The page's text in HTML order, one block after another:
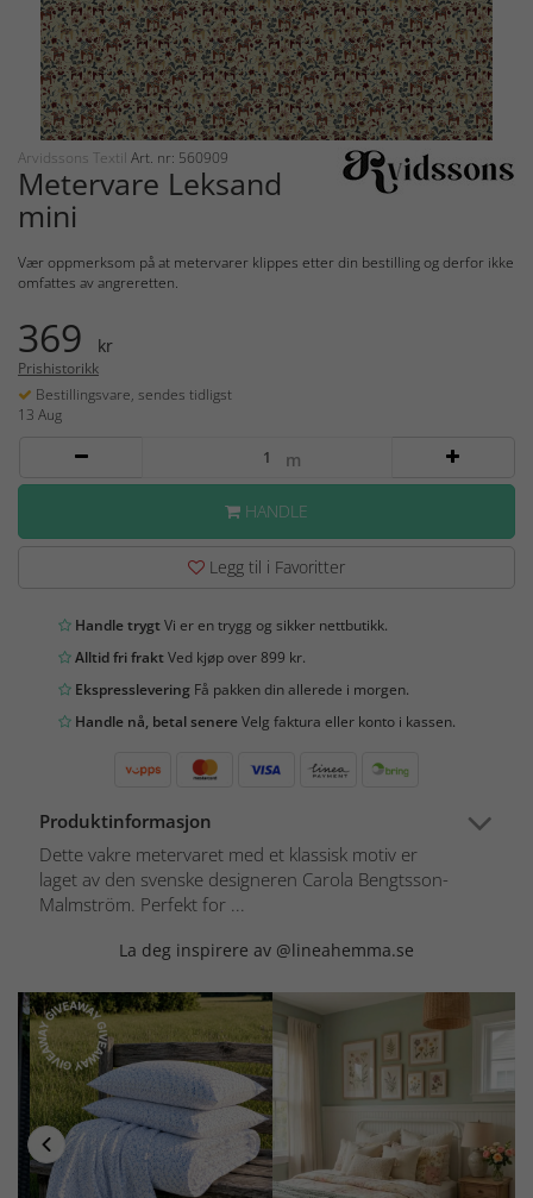
Arvidssons Textil Art. nr: 560909
Metervare Leksand
mini
Vær oppmerksom på at metervarer klippes etter din bestilling og derfor ikke
omfattes av angreretten.
369 kr
Prishistorikk
Bestillingsvare, sendes tidligst
13 Aug
m
HANDLE
Legg til i Favoritter
Handle trygtVi er en trygg og sikker nettbutikk.
Alltid fri fraktVed kjøp over 899 kr.
Ekspresslevering Få pakken din allerede i morgen.
Handle nå, betal senereVelg faktura eller konto i kassen.
Produktinformasjon
Dette vakre metervaret med et klassisk motiv er
laget av den svenske designeren Carola Bengtsson-
Malmström. Perfekt for ...
La deg inspirere av @lineahemma.se